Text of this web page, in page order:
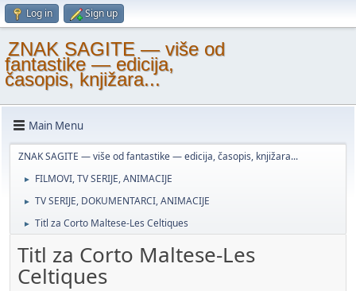
Log in Sign up
ZNAK SAGITE — više od
fantastike — edicija,
časopis, knjižara...
Main Menu
ZNAK SAGITE — više od fantastike — edicija, časopis, knjižara...
► FILMOVI, TV SERIJE, ANIMACIJE
► TV SERIJE, DOKUMENTARCI, ANIMACIJE
► Titl za Corto Maltese-Les Celtiques
Titl za Corto Maltese-Les
Celtiques